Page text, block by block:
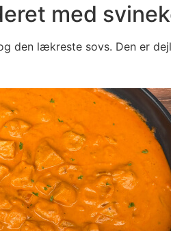
med
den lækreste sovs. Den er